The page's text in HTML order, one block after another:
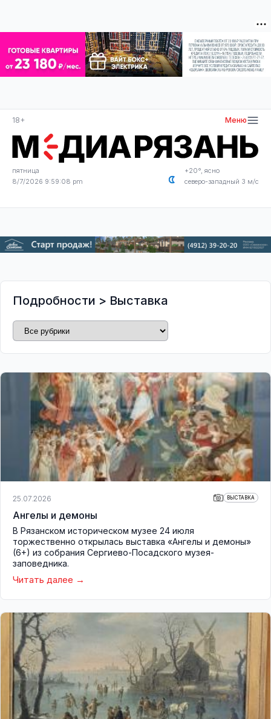
18+ Меню
пятница
8/7/2026 9:59:10 pm
+20°, ясно
северо-западный 3 м/с
Подробности > Выставка
25.07.2026 ВЫСТАВКА
Ангелы и демоны
В Рязанском историческом музее 24 июля
торжественно открылась выставка «Ангелы и демоны»
(6+) из собрания Сергиево-Посадского музея-
заповедника.
Читать далее